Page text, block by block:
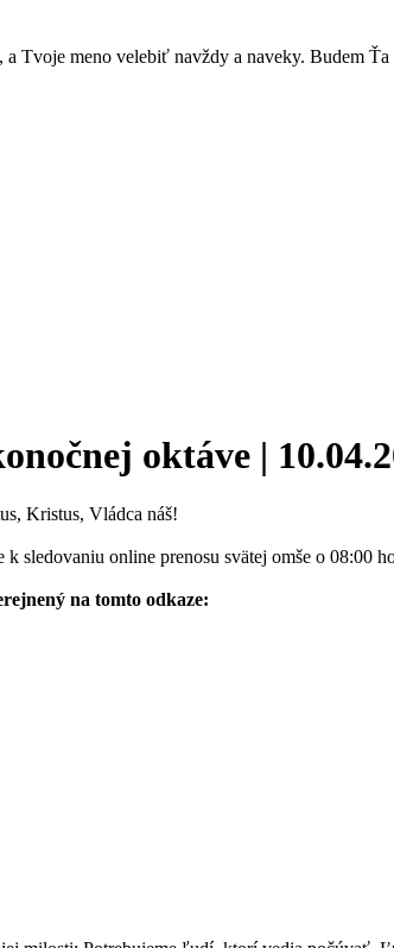
Tvoje meno velebiť navždy a naveky. Budem
oktáve |
Kristus, Vládca náš!
sledovaniu online prenosu svätej omše o 08:00
na tomto odkaze: